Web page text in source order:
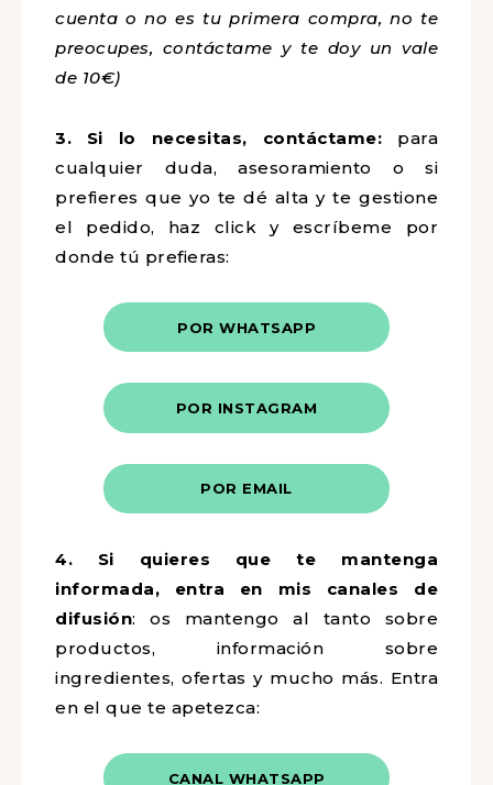
cuenta o no es tu primera compra, no te
preocupes, contáctame y te doy un vale
de 10€)
3. Si lo necesitas, contáctame: para
cualquier duda, asesoramiento o si
prefieres que yo te dé alta y te gestione
el pedido, haz click y escríbeme por
donde tú prefieras:
POR WHATSAPP
POR INSTAGRAM
POR EMAIL
4.
Si quieres que te mantenga
informada, entra en mis canales de
difusión: os mantengo al tanto sobre
productos, información sobre
ingredientes, ofertas y mucho más. Entra
en el que te apetezca:
CANAL WHATSAPP